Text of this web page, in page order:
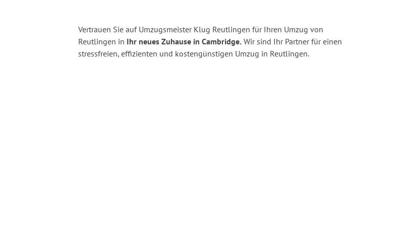
Vertrauen Sie auf Umzugsmeister Klug Reutlingen für Ihren Umzug von
Reutlingen in Ihr neues Zuhause in Cambridge. Wir sind Ihr Partner für einen
stressfreien, effizienten und kostengünstigen Umzug in Reutlingen.